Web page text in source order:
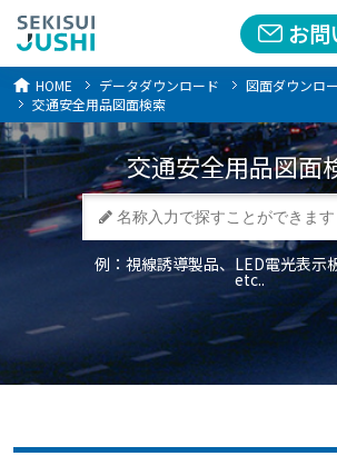
お
メニュー お
メニュー
HOME データダウンロード
図面ダウンロ
交通安全用品図面検索
交通安全用品図面
例：視線誘導製品、LED電光表示
etc..